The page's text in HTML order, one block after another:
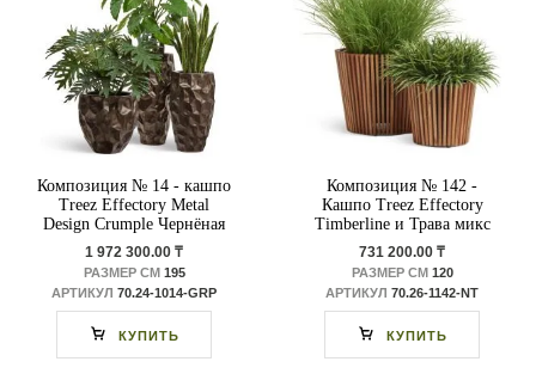
Композиция № 14 - кашпо
Treez Effectory Metal
Design Crumple Чернёная
бронза
1 972 300.00 ₸
РАЗМЕР СМ 195
АРТИКУЛ 70.24-1014-GRP
КУПИТЬ
Композиция № 142 -
Кашпо Treez Effectory
Timberline и Трава микс
731 200.00 ₸
РАЗМЕР СМ 120
АРТИКУЛ 70.26-1142-NT
КУПИТЬ